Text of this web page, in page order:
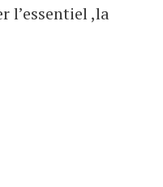
l’essentiel ,la